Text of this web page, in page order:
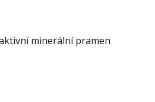
minerální pramen